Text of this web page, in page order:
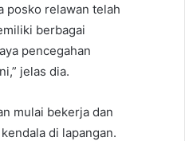
posko relawan telah
berbagai
pencegahan
jelas dia.
mulai bekerja dan
di lapangan.